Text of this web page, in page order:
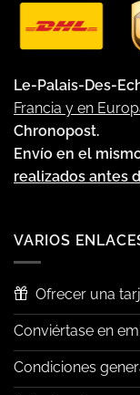
Le-Palais-Des-
Francia y en
Chronopost.
Envío en el
realizados antes
VARIOS
Ofrecer una
Conviértase en
Condiciones